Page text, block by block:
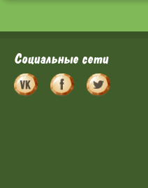
Социальные сети